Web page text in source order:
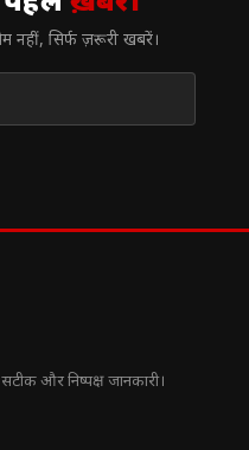
नहीं, सिर्फ ज़रूरी खबरें।
और निष्पक्ष जानकारी।